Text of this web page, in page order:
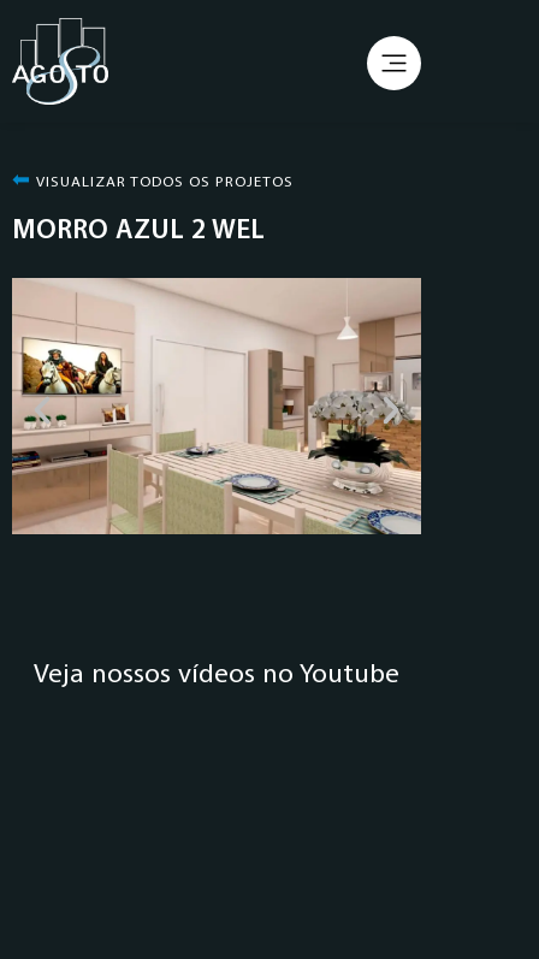
⬅︎ VISUALIZAR TODOS OS PROJETOS
MORRO AZUL 2 WEL
Veja nossos vídeos no Youtube